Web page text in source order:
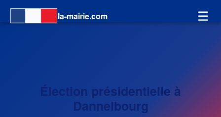
la-mairie.com ☰
Élection présidentielle à
Dannelbourg